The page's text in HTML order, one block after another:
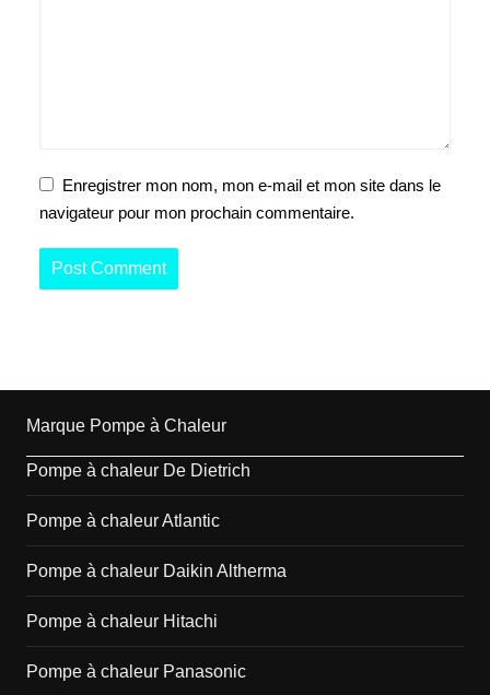
Enregistrer mon nom, mon e-mail et mon site dans le
navigateur pour mon prochain commentaire.
Marque Pompe à Chaleur
Pompe à chaleur De Dietrich
Pompe à chaleur Atlantic
Pompe à chaleur Daikin Altherma
Pompe à chaleur Hitachi
Pompe à chaleur Panasonic